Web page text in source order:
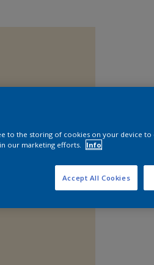
to the storing of cookies on your device to
in our marketing efforts.
Info
Accept All Cookies